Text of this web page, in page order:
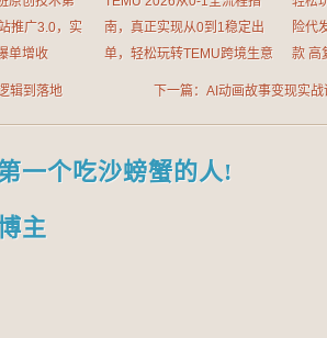
推广3.0，实
单增收
南，真正实现从0到1稳定出
单，轻松玩转TEMU跨境生意
险代
款 高
辑到落地
下一篇：AI动画故事变现实
一个吃沙螃蟹的人!
主